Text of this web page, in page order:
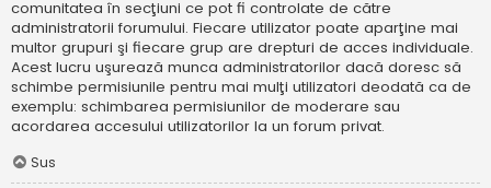
comunitatea în secţiuni ce pot fi controlate de către
administratorii forumului. Fiecare utilizator poate aparţine mai
multor grupuri şi fiecare grup are drepturi de acces individuale.
Acest lucru uşurează munca administratorilor dacă doresc să
schimbe permisiunile pentru mai mulţi utilizatori deodată ca de
exemplu: schimbarea permisiunilor de moderare sau
acordarea accesului utilizatorilor la un forum privat.
Sus